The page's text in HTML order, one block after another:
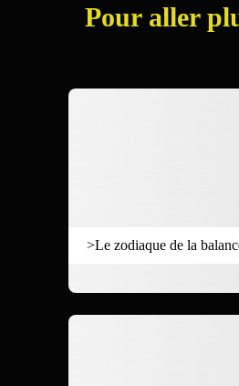
Pour aller
>Le zodiaque de la